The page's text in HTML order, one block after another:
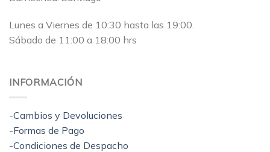
Lunes a Viernes de 10:30 hasta las 19:00.
Sábado de 11:00 a 18:00 hrs
INFORMACIÓN
-Cambios y Devoluciones
-Formas de Pago
-Condiciones de Despacho